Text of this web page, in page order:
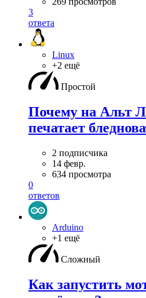
3
ответа
Linux
+2 ещё
Простой
Почему на Альт
печатает
2 подписчика
14 февр.
634 просмотра
0
ответов
Arduino
+1 ещё
Сложный
Как запустить